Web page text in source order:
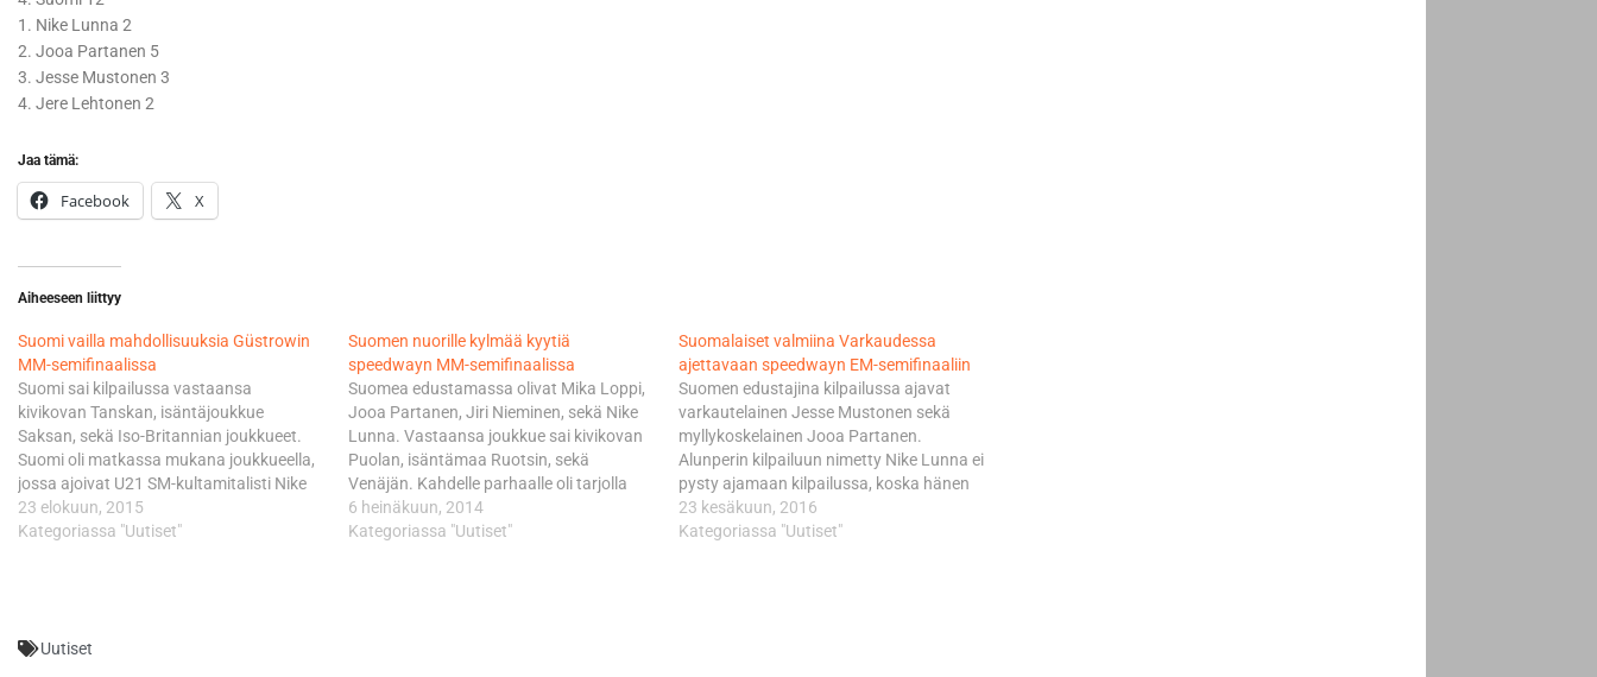
1. Nike Lunna 2
2. Jooa Partanen 5
3. Jesse Mustonen 3
4. Jere Lehtonen 2
Jaa tämä:
Facebook X
Aiheeseen liittyy
Suomi vailla mahdollisuuksia Güstrowin
MM-semifinaalissa
Suomi sai kilpailussa vastaansa
kivikovan Tanskan, isäntäjoukkue
Saksan, sekä Iso-Britannian joukkueet.
Suomi oli matkassa mukana joukkueella,
jossa ajoivat U21 SM-kultamitalisti Nike
Lunna, Jiri Nieminen, Jooa Partanen,
sekä ensimmäistä kertaa sinivalkoisia
Nieminen pääsi pisteen makuun
23 elokuun, 2015
Kategoriassa "Uutiset"
Suomen nuorille kylmää kyytiä
speedwayn MM-semifinaalissa
Suomea edustamassa olivat Mika Loppi,
Jooa Partanen, Jiri Nieminen, sekä Nike
Lunna. Vastaansa joukkue sai kivikovan
Puolan, isäntämaa Ruotsin, sekä
Venäjän. Kahdelle parhaalle oli tarjolla
paikka 23. elokuuta Tanskan
Slangerupissa ajettavaan finaaliin.
6 heinäkuun, 2014
Kategoriassa "Uutiset"
Suomalaiset valmiina Varkaudessa
ajettavaan speedwayn EM-semifinaaliin
Suomen edustajina kilpailussa ajavat
varkautelainen Jesse Mustonen sekä
myllykoskelainen Jooa Partanen.
Alunperin kilpailuun nimetty Nike Lunna ei
pysty ajamaan kilpailussa, koska hänen
joukkueensa Englannin Premier-liigassa
ei anna hänelle vapaata samanaikaisten
23 kesäkuun, 2016
Kategoriassa "Uutiset"
Uutiset